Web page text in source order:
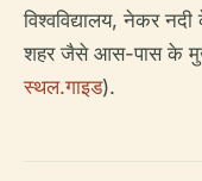
विश्वविद्यालय, नेकर
शहर जैसे आस-पास के
स्थल.गाइड).